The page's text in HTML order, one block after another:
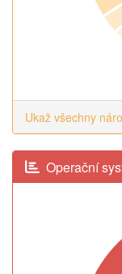
Ukaž všechny
Operační